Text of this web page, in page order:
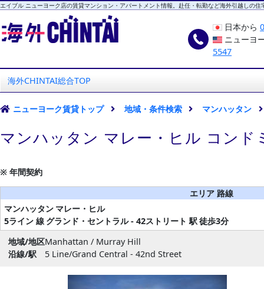
エイブル ニューヨーク店の賃貸マンション・アパートメント情報。赴任・転勤など海外引越しの住
日本から
ニューヨ
5547
海外CHINTAI総合TOP
ニューヨーク賃貸トップ 地域・条件検索 マンハッタン
マンハッタン マレー・ヒル コン
※ 年間契約
エリア 路線
マンハッタン マレー・ヒル
5ライン 線 グランド・セントラル - 42ストリート 駅徒歩3分
地域/地区Manhattan / Murray Hill
沿線/駅
5 Line/Grand Central - 42nd Street